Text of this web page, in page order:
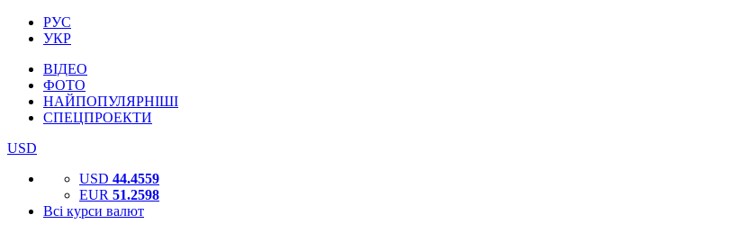
РУС
УКР
ВІДЕО
ФОТО
НАЙПОПУЛЯРНІШІ
СПЕЦПРОЕКТИ
USD
USD 44.4559
EUR 51.2598
Всі курси валют